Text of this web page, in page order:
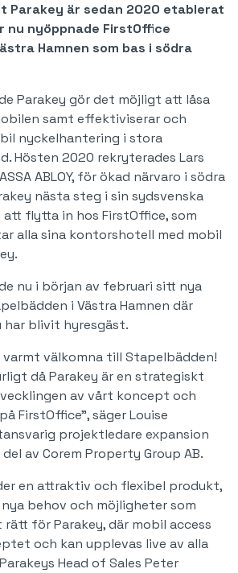
Parakey är sedan 2020 etablerat
nu nyöppnade FirstOffice
Hamnen som bas i södra
Parakey gör det möjligt att låsa
samt effektiviserar och
nyckelhantering i stora
Hösten 2020 rekryterades Lars
ABLOY, för ökad närvaro i södra
nästa steg i sin sydsvenska
flytta in hos FirstOffice, som
alla sina kontorshotell med mobil
nu i början av februari sitt nya
i Västra Hamnen där
har blivit hyresgäst.
varmt välkomna till Stapelbädden!
då Parakey är en strategiskt
av vårt koncept och
FirstOffice”, säger Louise
projektledare expansion
av Corem Property Group AB.
en attraktiv och flexibel produkt,
behov och möjligheter som
rätt för Parakey, där mobil access
och kan upplevas live av alla
Head of Sales Peter